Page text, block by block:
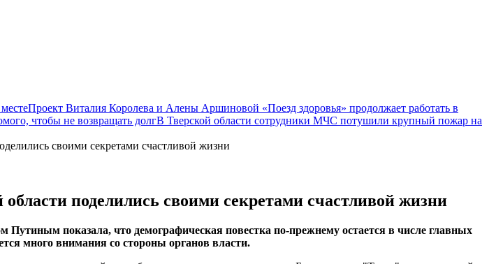
Проект Виталия Королева и Алены Аршиновой «Поезд здоровья» продолжает работать в
чтобы не возвращать долгВ Тверской области сотрудники МЧС потушили крупный пожар на
своими секретами счастливой жизни
поделились своими секретами счастливой жизни
показала, что демографическая повестка по-прежнему остается в числе главных
много внимания со стороны органов власти.